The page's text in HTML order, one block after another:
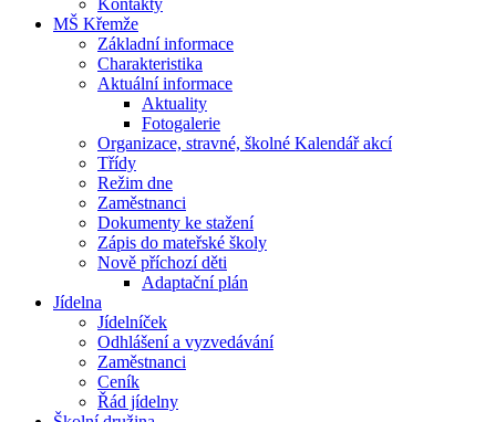
Kontakty
MŠ Křemže
Základní informace
Charakteristika
Aktuální informace
Aktuality
Fotogalerie
Organizace, stravné, školné Kalendář akcí
Třídy
Režim dne
Zaměstnanci
Dokumenty ke stažení
Zápis do mateřské školy
Nově příchozí děti
Adaptační plán
Jídelna
Jídelníček
Odhlášení a vyzvedávání
Zaměstnanci
Ceník
Řád jídelny